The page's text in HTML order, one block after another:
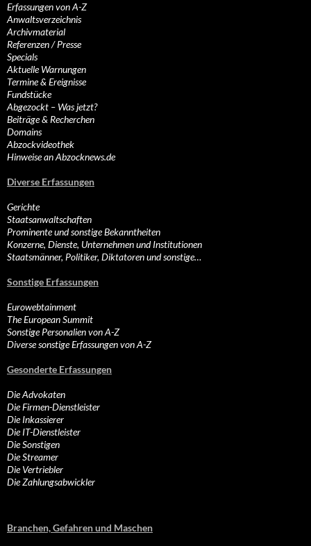
Erfassungen von A-Z
Anwaltsverzeichnis
Archivmaterial
Referenzen / Presse
Specials
Aktuelle Warnungen
Termine & Ereignisse
Fundstücke
Abgezockt – Was jetzt?
Beiträge & Recherchen
Domains
Abzockvideothek
Hinweise an Abzocknews.de
Diverse Erfassungen
Gerichte
Staatsanwaltschaften
Prominente und sonstige Bekanntheiten
Konzerne, Dienste, Unternehmen und Institutionen
Staatsmänner, Politiker, Diktatoren und sonstige…
Sonstige Erfassungen
Eurowebtainment
The European Summit
Sonstige Personalien von A-Z
Diverse sonstige Erfassungen von A-Z
Gesonderte Erfassungen
Die Advokaten
Die Firmen-Dienstleister
Die Inkassierer
Die IT-Dienstleister
Die Sonstigen
Die Streamer
Die Vertriebler
Die Zahlungsabwickler
Branchen, Gefahren und Maschen